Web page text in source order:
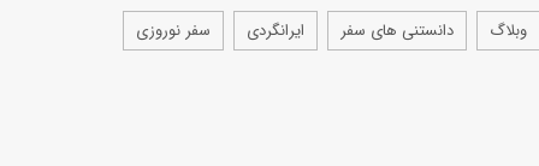
وبلاگ دانستنی های سفر ایرانگردی سفر نوروزی